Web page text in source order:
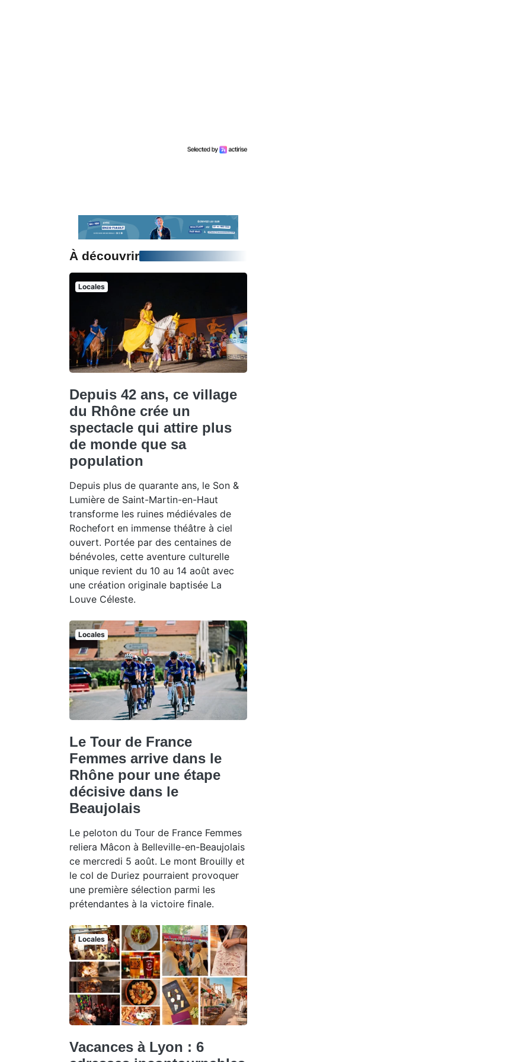
À découvrir
Locales
Depuis 42 ans, ce village
du Rhône crée un
spectacle qui attire plus
de monde que sa
population
Depuis plus de quarante ans, le Son &
Lumière de Saint-Martin-en-Haut
transforme les ruines médiévales de
Rochefort en immense théâtre à ciel
ouvert. Portée par des centaines de
bénévoles, cette aventure culturelle
unique revient du 10 au 14 août avec
une création originale baptisée La
Louve Céleste.
Locales
Le Tour de France
Femmes arrive dans le
Rhône pour une étape
décisive dans le
Beaujolais
Le peloton du Tour de France Femmes
reliera Mâcon à Belleville-en-Beaujolais
ce mercredi 5 août. Le mont Brouilly et
le col de Duriez pourraient provoquer
une première sélection parmi les
prétendantes à la victoire finale.
Locales
Vacances à Lyon : 6